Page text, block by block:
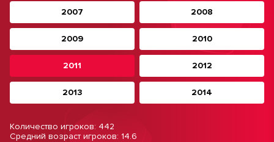
2007 2008
2009 2010
2011 2012
2013 2014
Количество игроков: 442
Средний возраст игроков: 14.6